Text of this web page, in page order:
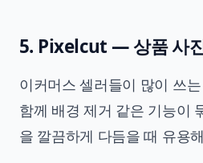
5. Pixelcut — 상품 사
이커머스 셀러들이 많이 쓰
함께 배경 제거 같은 기능이
을 깔끔하게 다듬을 때 유용